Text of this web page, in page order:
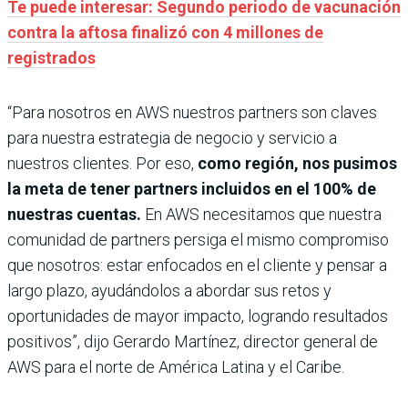
Te puede interesar: Segundo periodo de vacunación
contra la aftosa finalizó con 4 millones de
registrados
“Para nosotros en AWS nuestros partners son claves
para nuestra estrategia de negocio y servicio a
nuestros clientes. Por eso, como región, nos pusimos
la meta de tener partners incluidos en el 100% de
nuestras cuentas. En AWS necesitamos que nuestra
comunidad de partners persiga el mismo compromiso
que nosotros: estar enfocados en el cliente y pensar a
largo plazo, ayudándolos a abordar sus retos y
oportunidades de mayor impacto, logrando resultados
positivos”, dijo Gerardo Martínez, director general de
AWS para el norte de América Latina y el Caribe.